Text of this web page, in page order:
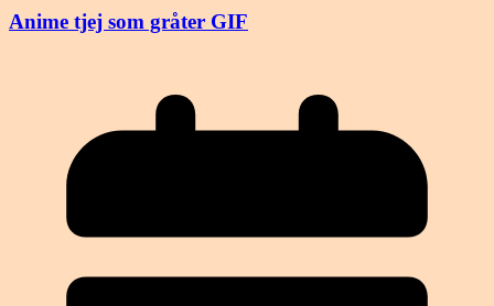
Anime tjej som gråter GIF